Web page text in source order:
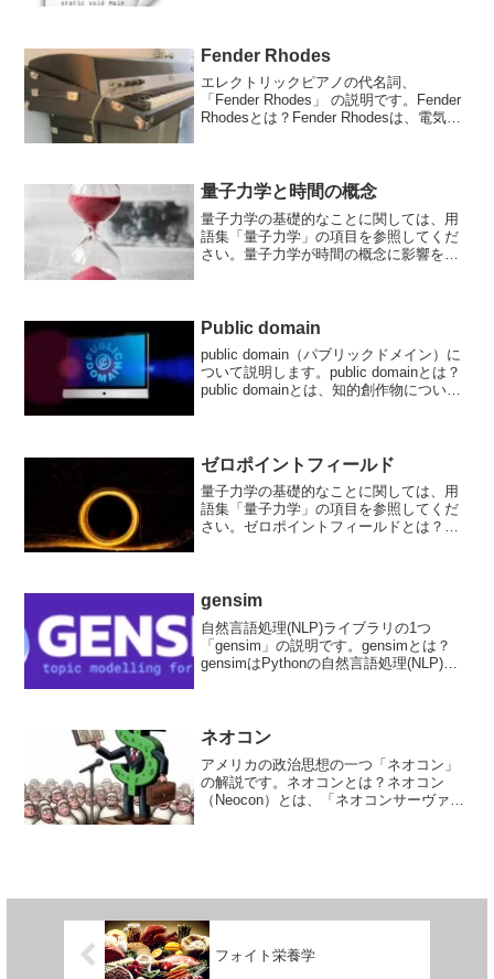
Fender Rhodes
エレクトリックピアノの代名詞、
「Fender Rhodes」 の説明です。Fender
Rhodesとは？Fender Rhodesは、電気式
量子力学と時間の概念
量子力学の基礎的なことに関しては、用
語集「量子力学」の項目を参照してくだ
さい。量子力学が時間の概念に影響を及
古典物理学的な考え方に疑...
Public domain
public domain（パブリックドメイン）に
ついて説明します。public domainとは？
public domainとは、知的創作物につい
ゼロポイントフィールド
量子力学の基礎的なことに関しては、用
語集「量子力学」の項目を参照してくだ
さい。ゼロポイントフィールドとは？ゼ
ました。量子力学においては...
gensim
自然言語処理(NLP)ライブラリの1つ
「gensim」の説明です。gensimとは？
gensimはPythonの自然言語処理(NLP)ラ
ネオコン
アメリカの政治思想の一つ「ネオコン」
の解説です。ネオコンとは？ネオコン
（Neocon）とは、「ネオコンサーヴァテ
フォイト栄養学